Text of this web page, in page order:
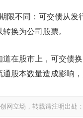
限不同：可交债从
换为公司股票。
道在股市上，可交债
股本数量造成影响
网立场，转载请注明出处：